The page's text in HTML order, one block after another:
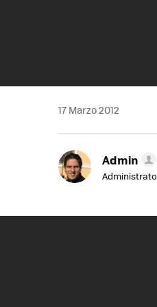
17 Marzo 2012
Admin